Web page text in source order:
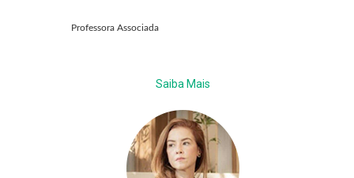
Professora Associada
Saiba Mais